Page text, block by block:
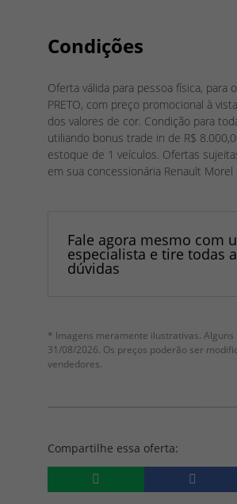
Condições
Oferta válida para pessoa física, para
PRETO, com preço promocional à
dos valores de cor. Condição para
utiliando bonus trade in de R$
estoque de 1 veículos. Ofertas
em sua concessionária Renault
Fale agora mesmo com
especialista e tire todas
dúvidas
* Imagens meramente ilustrativas.
31/08/2026. Os preços poderão ser
vendedores.
Compartilhe essa oferta: